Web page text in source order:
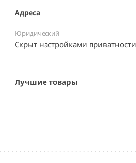
Адреса
Юридический
Скрыт настройками приватности
Лучшие товары